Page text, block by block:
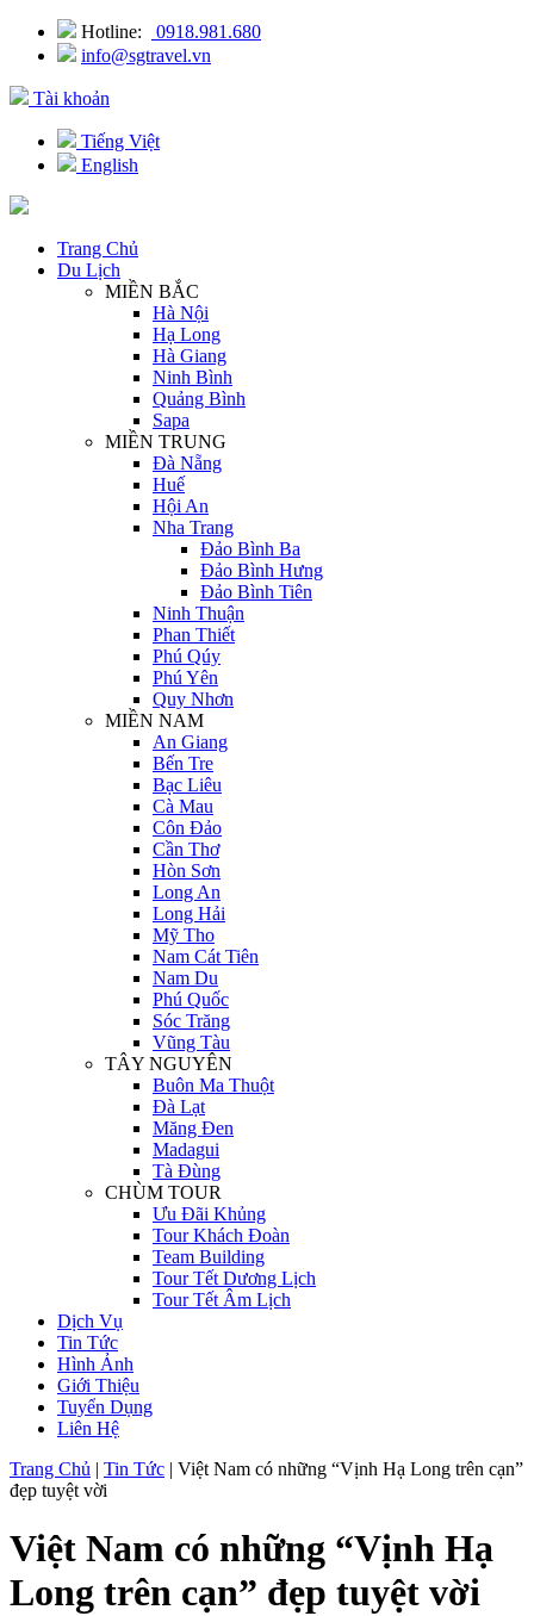
Hotline:
0918.981.680
info@sgtravel.vn
Tài khoản
Tiếng Việt
English
Trang Chủ
Du Lịch
MIỀN BẮC
Hà Nội
Hạ Long
Hà Giang
Ninh Bình
Quảng Bình
Sapa
MIỀN TRUNG
Đà Nẵng
Huế
Hội An
Nha Trang
Đảo Bình Ba
Đảo Bình Hưng
Đảo Bình Tiên
Ninh Thuận
Phan Thiết
Phú Qúy
Phú Yên
Quy Nhơn
MIỀN NAM
An Giang
Bến Tre
Bạc Liêu
Cà Mau
Côn Đảo
Cần Thơ
Hòn Sơn
Long An
Long Hải
Mỹ Tho
Nam Cát Tiên
Nam Du
Phú Quốc
Sóc Trăng
Vũng Tàu
TÂY NGUYÊN
Buôn Ma Thuột
Đà Lạt
Măng Đen
Madagui
Tà Đùng
CHÙM TOUR
Ưu Đãi Khủng
Tour Khách Đoàn
Team Building
Tour Tết Dương Lịch
Tour Tết Âm Lịch
Dịch Vụ
Tin Tức
Hình Ảnh
Giới Thiệu
Tuyển Dụng
Liên Hệ
Trang Chủ | Tin Tức | Việt Nam có những “Vịnh Hạ Long trên cạn”
đẹp tuyệt vời
Việt Nam có những “Vịnh Hạ
Long trên cạn” đẹp tuyệt vời